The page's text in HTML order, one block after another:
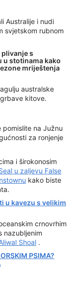
Australije i nudi
svjetskom rubnom
s
u stotinama kako
mriještenja
australske
kitove.
pomislite na Južnu
za ronjenje
i širokonosim
u zaljevu False
kako biste
u kavezu s velikim
crnovrhim
nazubljenim
Shoal .
PSIMA?